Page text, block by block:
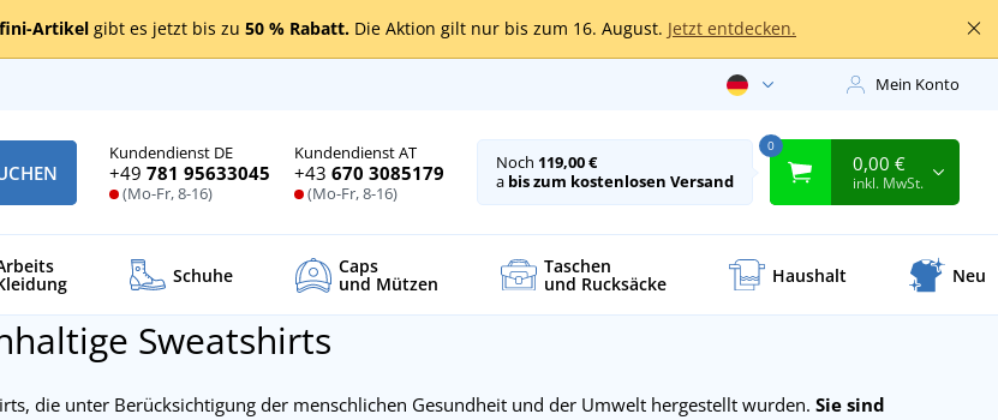
Artikel gibt es jetzt bis zu 50 % Rabatt. Die Aktion gilt nur bis zum 16. August. Jetzt entdecken.
Mein Konto
Kundendienst DE
+49 781 95633045
(Mo-Fr, 8-16)
Kundendienst AT
+43 670 3085179
(Mo-Fr, 8-16)
Noch 119,00 €
a bis zum kostenlosen Versand
0
0,00 €
inkl. MwSt.
Schuhe Caps
und Mützen
Taschen
und Rucksäcke Haushalt Neu
Sweatshirts
die unter Berücksichtigung der menschlichen Gesundheit und der Umwelt hergestellt wurden. Sie sind